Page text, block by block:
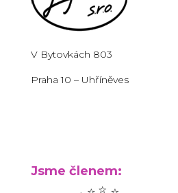
V Bytovkách 803
Praha 10 – Uhříněves
Jsme členem: